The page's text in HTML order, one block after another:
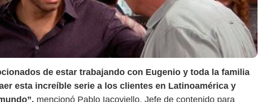
de estar trabajando con Eugenio y toda la familia
esta increíble serie a los clientes en Latinoamérica y
mencionó Pablo Iacoviello, Jefe de contenido para